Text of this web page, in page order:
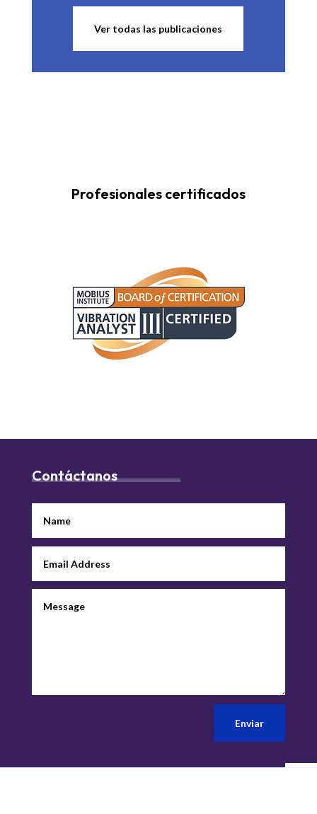
Ver todas las publicaciones
Profesionales certificados
Contáctanos
Enviar